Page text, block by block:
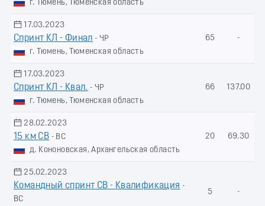
г. Тюмень, Тюменская область
17.03.2023
Спринт КЛ - Финал - ЧР
г. Тюмень, Тюменская область
65 -
17.03.2023
Спринт КЛ - Квал. - ЧР
г. Тюмень, Тюменская область
66 137.00
28.02.2023
15 км СВ - ВС
д. Кононовская, Архангельская область
20 69.30
25.02.2023
Командный спринт СВ - Квалификация -
ВС
5 -